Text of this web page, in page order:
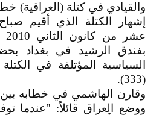
والقيادي في كتلة (العراقية)
إشهار الكتلة الذي أقيم
بفندق الرشيد في بغداد
السياسية المؤتلفة في
(333).
وقارن الهاشمي في خطابه بين
ووضع العراق قائلاً: "عندما